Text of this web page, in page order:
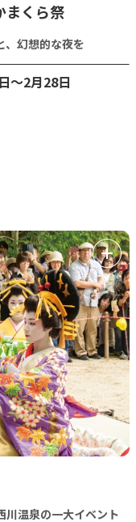
くら祭
、幻想的な夜を
～2月28日
川温泉の一大イベント